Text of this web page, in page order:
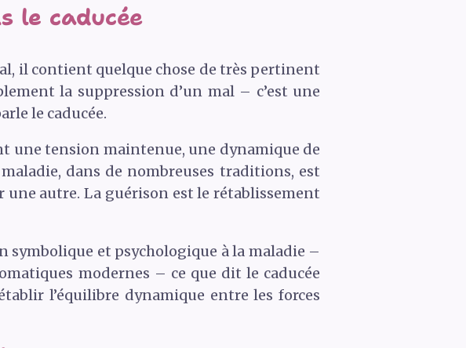
le caducée
il contient quelque chose de très pertinent
la suppression d’un mal – c’est une
le caducée.
une tension maintenue, une dynamique de
dans de nombreuses traditions, est
autre. La guérison est le rétablissement
et psychologique à la maladie –
modernes – ce que dit le caducée
l’équilibre dynamique entre les forces